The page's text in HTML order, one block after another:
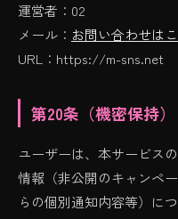
運営者：02
メール： お問い合わせは
URL：https://m-sns.net
第20条（機密保持）
ユーザーは、本サービス
情報（非公開のキャンペ
らの個別通知内容等）に